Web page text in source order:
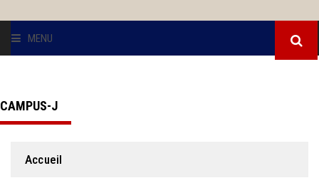
MENU
INSTITUTIONS
ADMISSION
CAMPUS-J
Accueil